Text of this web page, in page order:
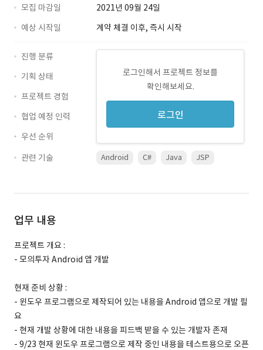
모집 마감일
2021년 09월 24일
예상 시작일
계약 체결 이후, 즉시 시작
로그인해서 프로젝트 정보를
확인해보세요.
로그인
진행 분류
기획 상태
프로젝트 경험
협업 예정 인력
우선 순위
관련 기술
Android C# Java JSP
업무 내용
프로젝트 개요 :
- 모의투자 Android 앱 개발
현재 준비 상황 :
- 윈도우 프로그램으로 제작되어 있는 내용을 Android 앱으로 개발 필
요
- 현재 개발 상황에 대한 내용을 피드백 받을 수 있는 개발자 존재
- 9/23 현재 윈도우 프로그램으로 제작 중인 내용을 테스트용으로 오픈